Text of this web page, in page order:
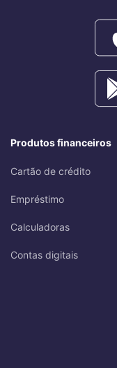
Produtos financeiros
Cartão de crédito
Empréstimo
Calculadoras
Contas digitais